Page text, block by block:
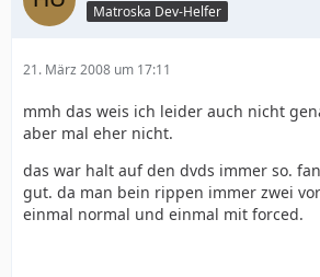
Matroska Dev-Helfer
21. März 2008 um 17:11
mmh das weis ich leider auch nicht
aber mal eher nicht.
das war halt auf den dvds immer so.
gut. da man bein rippen immer zwei
einmal normal und einmal mit forced.